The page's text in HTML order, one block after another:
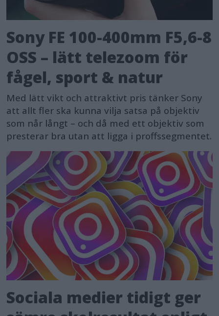
Sony FE 100-400mm F5,6-8
OSS – lätt telezoom för
fågel, sport & natur
Med lätt vikt och attraktivt pris tänker Sony
att allt fler ska kunna vilja satsa på objektiv
som når långt – och då med ett objektiv som
presterar bra utan att ligga i proffssegmentet.
Sociala medier tidigt ger